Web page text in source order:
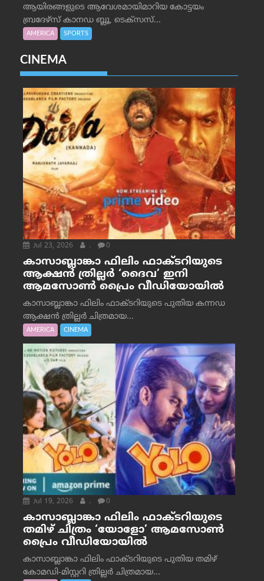
ആയിരങ്ങളുടെ ആവേശമായിമാറിയ കോട്ടയം
ബ്രദേഴ്‌സ് കാനഡ ബ്ലൂ, ടെക്‌സസ്...
AMERICA SPORTS
CINEMA
Jul 23, 2026 . 0
കാസാബ്ലാങ്കാ ഫിലിം ഫാക്ടറിയുടെ
ആക്ഷൻ ത്രില്ലർ ‘ദൈവ’ ഇനി
ആമസോൺ പ്രൈം വീഡിയോയിൽ
കാസാബ്ലാങ്കാ ഫിലിം ഫാക്ടറിയുടെ പുതിയ കന്നഡ
ആക്ഷൻ ത്രില്ലർ ചിത്രമായ...
AMERICA CINEMA
Jul 19, 2026 . 0
കാസാബ്ലാങ്കാ ഫിലിം ഫാക്ടറിയുടെ
തമിഴ് ചിത്രം ‘യോളോ’ ആമസോൺ
പ്രൈം വീഡിയോയിൽ
കാസാബ്ലാങ്കാ ഫിലിം ഫാക്ടറിയുടെ പുതിയ തമിഴ്
കോമഡി-മിസ്റ്ററി ത്രില്ലർ ചിത്രമായ...